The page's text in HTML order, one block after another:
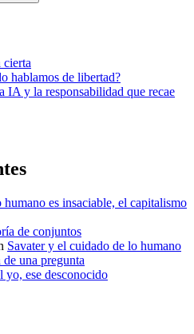
cierta
hablamos de libertad?
IA y la responsabilidad que recae
humano es insaciable, el capitalismo
de conjuntos
Savater y el cuidado de lo humano
una pregunta
yo, ese desconocido